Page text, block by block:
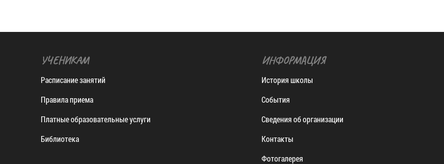
УЧЕНИКАМ
Расписание занятий
Правила приема
Платные образовательные услуги
Библиотека
ИНФОРМАЦИЯ
История школы
События
Сведения об организации
Контакты
Фотогалерея